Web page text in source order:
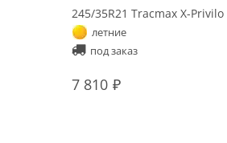
245/35R21 Tracmax X-Privilo
летние
под заказ
7 810